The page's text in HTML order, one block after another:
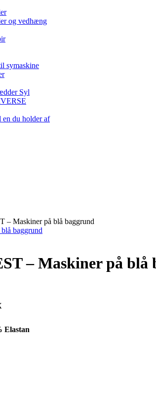
og vedhæng
symaskine
Syl
du holder af
– Maskiner på blå baggrund
– Maskiner på blå
Elastan